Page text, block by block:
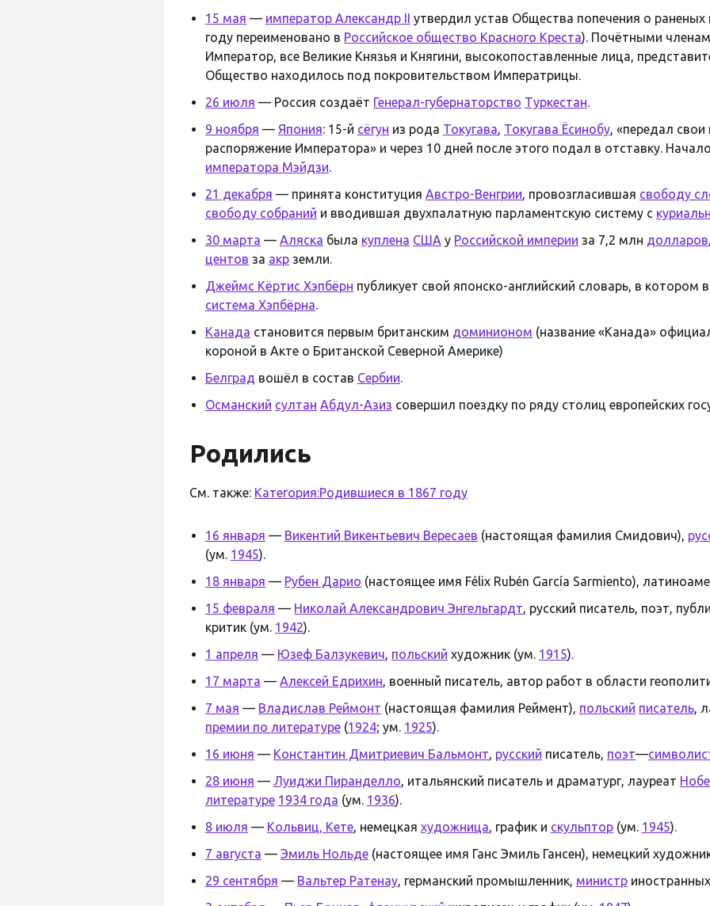
15 мая — император Александр II утвердил устав Общества попечения о
году переименовано в Российское общество Красного Креста). Почётными
Император, все Великие Князья и Княгини, высокопоставленные лица,
Общество находилось под покровительством Императрицы.
26 июля — Россия создаёт Генерал-губернаторство Туркестан.
9 ноября — Япония: 15-й сёгун из рода Токугава, Токугава Ёсинобу, «передал
распоряжение Императора» и через 10 дней после этого подал в отставку.
императора Мэйдзи.
21 декабря — принята конституция Австро-Венгрии, провозгласившая свободу
свободу собраний и вводившая двухпалатную парламентскую систему с
30 марта — Аляска была куплена США у Российской империи за 7,2 млн долларов
центов за акр земли.
Джеймс Кёртис Хэпбёрн публикует свой японско-английский словарь, в котором
система Хэпбёрна.
Канада становится первым британским доминионом (название «Канада»
короной в Акте о Британской Северной Америке)
Белград вошёл в состав Сербии.
Османский султан Абдул-Азиз совершил поездку по ряду столиц европейских
Родились
См. также: Категория:Родившиеся в 1867 году
16 января — Викентий Викентьевич Вересаев (настоящая фамилия Смидович),
(ум. 1945).
18 января — Рубен Дарио (настоящее имя Félix Rubén García Sarmiento),
15 февраля — Николай Александрович Энгельгардт, русский писатель, поэт,
критик (ум. 1942).
1 апреля — Юзеф Балзукевич, польский художник (ум. 1915).
17 марта — Алексей Едрихин, военный писатель, автор работ в области
7 мая — Владислав Реймонт (настоящая фамилия Реймент), польский писатель,
премии по литературе (1924; ум. 1925).
16 июня — Константин Дмитриевич Бальмонт, русский писатель, поэт—
28 июня — Луиджи Пиранделло, итальянский писатель и драматург, лауреат
литературе 1934 года (ум. 1936).
8 июля — Кольвиц, Кете, немецкая художница, график и скульптор (ум. 1945).
7 августа — Эмиль Нольде (настоящее имя Ганс Эмиль Гансен), немецкий
29 сентября — Вальтер Ратенау, германский промышленник, министр